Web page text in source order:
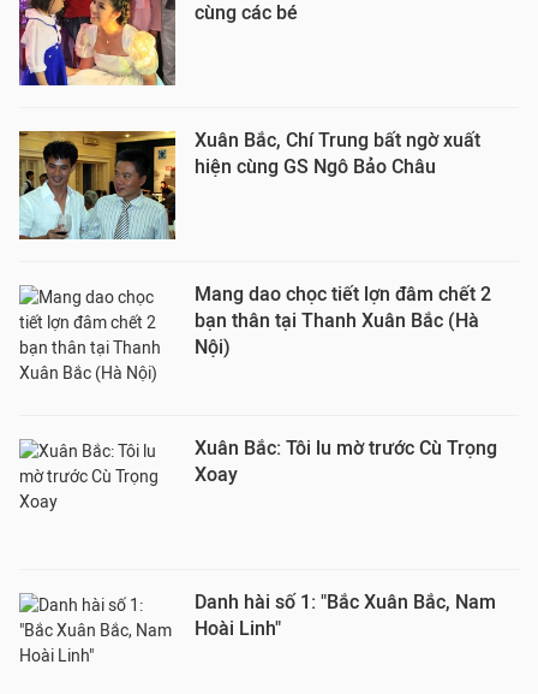
cùng các bé
Xuân Bắc, Chí Trung bất ngờ xuất
hiện cùng GS Ngô Bảo Châu
Mang dao chọc tiết lợn đâm chết 2
bạn thân tại Thanh Xuân Bắc (Hà
Nội)
Xuân Bắc: Tôi lu mờ trước Cù Trọng
Xoay
Danh hài số 1: "Bắc Xuân Bắc, Nam
Hoài Linh"